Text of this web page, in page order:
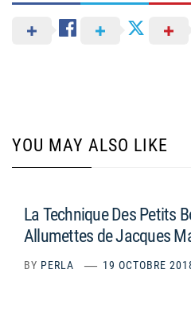
YOU MAY ALSO LIKE
La Technique Des Petits
Allumettes de Jacques
BY PERLA 19 OCTOBRE